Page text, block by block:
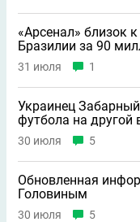
«Арсенал» близок
Бразилии за 90
31 июля 1
Украинец
футбола на другой
30 июля 5
Обновленная
Головиным
30 июля 5